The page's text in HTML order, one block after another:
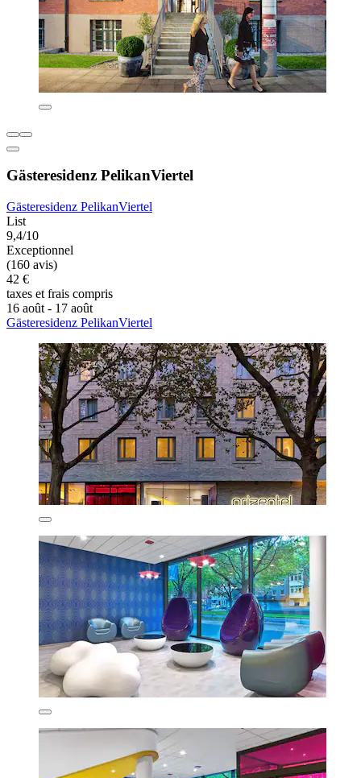
Gästeresidenz PelikanViertel
Gästeresidenz PelikanViertel
List
9,4/10
Exceptionnel
(160 avis)
42 €
taxes et frais compris
16 août - 17 août
Gästeresidenz PelikanViertel